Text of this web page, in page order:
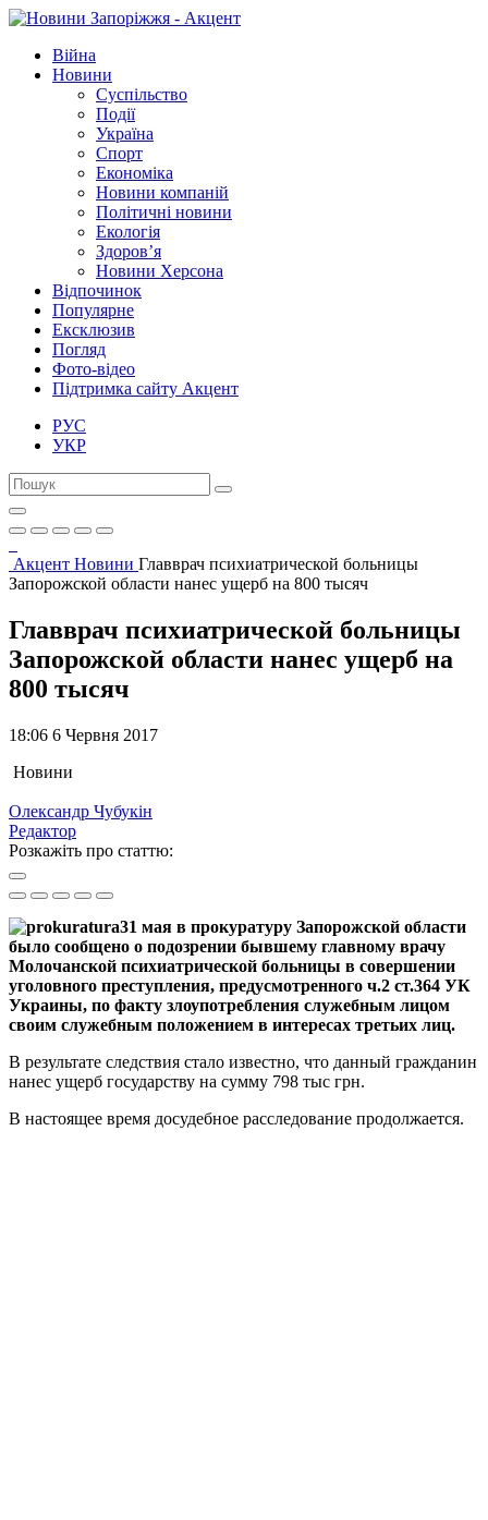
Війна
Новини
Суспільство
Події
Україна
Спорт
Економіка
Новини компаній
Політичні новини
Екологія
Здоров’я
Новини Херсона
Відпочинок
Популярне
Ексклюзив
Погляд
Фото-відео
Підтримка сайту Акцент
РУС
УКР
Акцент Новини Главврач психиатрической больницы
Запорожской области нанес ущерб на 800 тысяч
Главврач психиатрической больницы
Запорожской области нанес ущерб на
800 тысяч
18:06 6 Червня 2017
Новини
Олександр Чубукін
Редактор
Розкажіть про статтю:
31 мая в прокуратуру Запорожской области
было сообщено о подозрении бывшему главному врачу
Молочанской психиатрической больницы в совершении
уголовного преступления, предусмотренного ч.2 ст.364 УК
Украины, по факту злоупотребления служебным лицом
своим служебным положением в интересах третьих лиц.
В результате следствия стало известно, что данный гражданин
нанес ущерб государству на сумму 798 тыс грн.
В настоящее время досудебное расследование продолжается.